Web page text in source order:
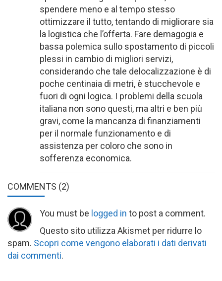
spendere meno e al tempo stesso
ottimizzare il tutto, tentando di migliorare sia
la logistica che l’offerta. Fare demagogia e
bassa polemica sullo spostamento di piccoli
plessi in cambio di migliori servizi,
considerando che tale delocalizzazione è di
poche centinaia di metri, è stucchevole e
fuori di ogni logica. I problemi della scuola
italiana non sono questi, ma altri e ben più
gravi, come la mancanza di finanziamenti
per il normale funzionamento e di
assistenza per coloro che sono in
sofferenza economica.
COMMENTS (2)
You must be logged in to post a comment.
Questo sito utilizza Akismet per ridurre lo
spam. Scopri come vengono elaborati i dati derivati
dai commenti.